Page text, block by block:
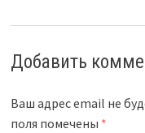
Добавить
Ваш адрес email не
поля помечены *